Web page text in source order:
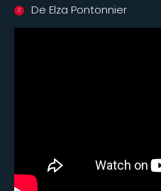
De Elza Pontonnier